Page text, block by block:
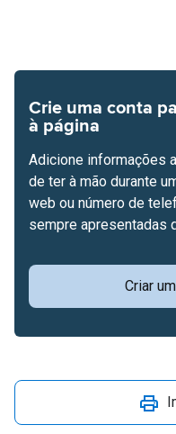
Crie uma conta
à página
Criar
Adicione informações
de ter à mão durante
web ou número de
sempre apresentadas